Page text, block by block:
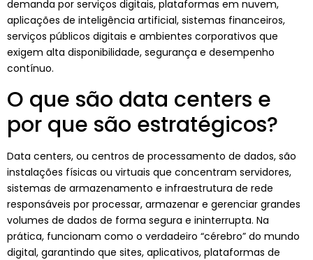
demanda por serviços digitais, plataformas em nuvem,
aplicações de inteligência artificial, sistemas financeiros,
serviços públicos digitais e ambientes corporativos que
exigem alta disponibilidade, segurança e desempenho
contínuo.
O que são data centers e
por que são estratégicos?
Data centers, ou centros de processamento de dados, são
instalações físicas ou virtuais que concentram servidores,
sistemas de armazenamento e infraestrutura de rede
responsáveis por processar, armazenar e gerenciar grandes
volumes de dados de forma segura e ininterrupta. Na
prática, funcionam como o verdadeiro “cérebro” do mundo
digital, garantindo que sites, aplicativos, plataformas de